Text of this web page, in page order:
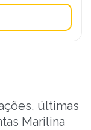
últimas
Marilina